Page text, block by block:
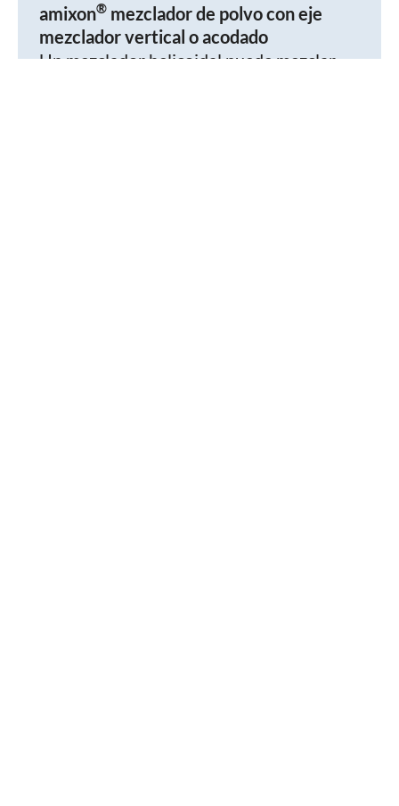
amixon® mezclador de polvo con eje
mezclador vertical o acodado
Un mezclador helicoidal puede mezclar